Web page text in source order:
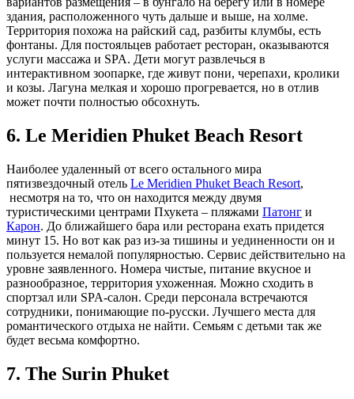
здания, расположенного чуть дальше и выше, на холме.
Территория похожа на райский сад, разбиты клумбы, есть
фонтаны. Для постояльцев работает ресторан, оказываются
услуги массажа и SPA. Дети могут развлечься в
интерактивном зоопарке, где живут пони, черепахи, кролики
и козы. Лагуна мелкая и хорошо прогревается, но в отлив
может почти полностью обсохнуть.
6. Le Meridien Phuket Beach Resort
Наиболее удаленный от всего остального мира
пятизвездочный отель Le Meridien Phuket Beach Resort,
несмотря на то, что он находится между двумя
туристическими центрами Пхукета – пляжами Патонг и
Карон. До ближайшего бара или ресторана ехать придется
минут 15. Но вот как раз из-за тишины и уединенности он и
пользуется немалой популярностью. Сервис действительно на
уровне заявленного. Номера чистые, питание вкусное и
разнообразное, территория ухоженная. Можно сходить в
спортзал или SPA-салон. Среди персонала встречаются
сотрудники, понимающие по-русски. Лучшего места для
романтического отдыха не найти. Семьям с детьми так же
будет весьма комфортно.
7. The Surin Phuket